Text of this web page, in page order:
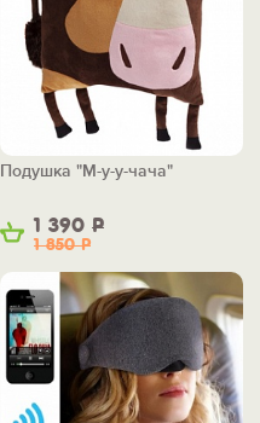
1 390 Р
1 850Р
Подушка "М-у-у-чача"